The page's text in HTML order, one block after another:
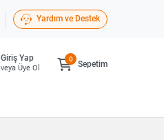
Yardım ve Destek
Giriş Yap
veya Üye Ol Sepetim
0